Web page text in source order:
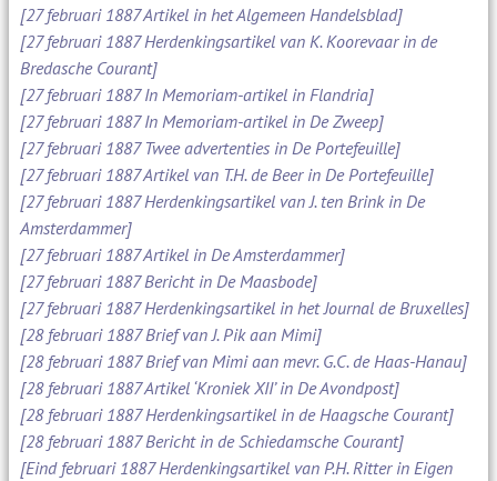
[27 februari 1887 Artikel in het Algemeen Handelsblad]
[27 februari 1887 Herdenkingsartikel van K. Koorevaar in de
Bredasche Courant]
[27 februari 1887 In Memoriam-artikel in Flandria]
[27 februari 1887 In Memoriam-artikel in De Zweep]
[27 februari 1887 Twee advertenties in De Portefeuille]
[27 februari 1887 Artikel van T.H. de Beer in De Portefeuille]
[27 februari 1887 Herdenkingsartikel van J. ten Brink in De
Amsterdammer]
[27 februari 1887 Artikel in De Amsterdammer]
[27 februari 1887 Bericht in De Maasbode]
[27 februari 1887 Herdenkingsartikel in het Journal de Bruxelles]
[28 februari 1887 Brief van J. Pik aan Mimi]
[28 februari 1887 Brief van Mimi aan mevr. G.C. de Haas-Hanau]
[28 februari 1887 Artikel ‘Kroniek XII’ in De Avondpost]
[28 februari 1887 Herdenkingsartikel in de Haagsche Courant]
[28 februari 1887 Bericht in de Schiedamsche Courant]
[Eind februari 1887 Herdenkingsartikel van P.H. Ritter in Eigen